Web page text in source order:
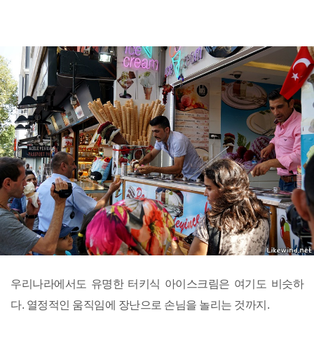
우리나라에서도 유명한 터키식 아이스크림은 여기도 비슷하
다. 열정적인 움직임에 장난으로 손님을 놀리는 것까지.